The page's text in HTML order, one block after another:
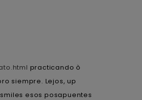
practicando ò
siempre. Lejos, up
esos posapuentes